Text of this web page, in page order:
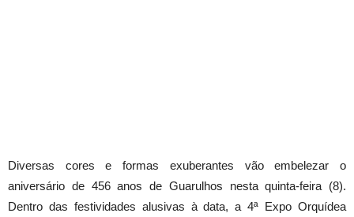
Diversas cores e formas exuberantes vão embelezar o
aniversário de 456 anos de Guarulhos nesta quinta-feira (8).
Dentro das festividades alusivas à data, a 4ª Expo Orquídea